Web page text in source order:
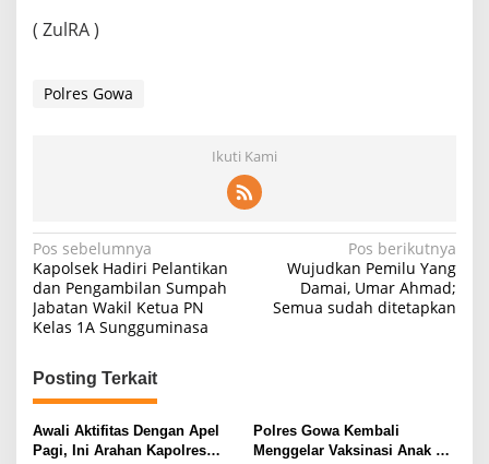
( ZulRA )
Polres Gowa
Ikuti Kami
Navigasi
pos
Pos sebelumnya
Kapolsek Hadiri Pelantikan
dan Pengambilan Sumpah
Jabatan Wakil Ketua PN
Kelas 1A Sungguminasa
Pos berikutnya
Wujudkan Pemilu Yang
Damai, Umar Ahmad;
Semua sudah ditetapkan
Posting Terkait
Awali Aktifitas Dengan Apel
Pagi, Ini Arahan Kapolres
Polres Gowa Kembali
Menggelar Vaksinasi Anak 6-